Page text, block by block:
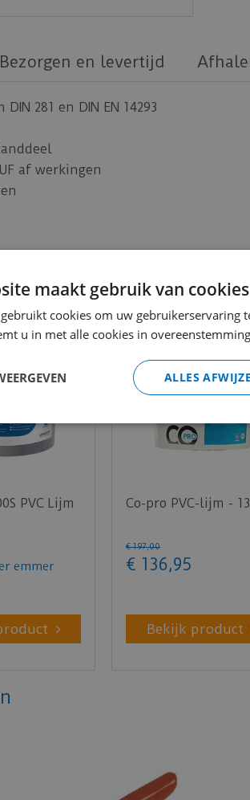
Bezorgen en levertijd
281 en DIN EN 14293
af werkingen
PVC Lijm
emmer
Co-pro PVC-lijm -
€ 197,00
€ 136,95
Bekijk product
maakt gebruik van
cookies om uw gebruikerservaring
u in met alle cookies in
ALLES